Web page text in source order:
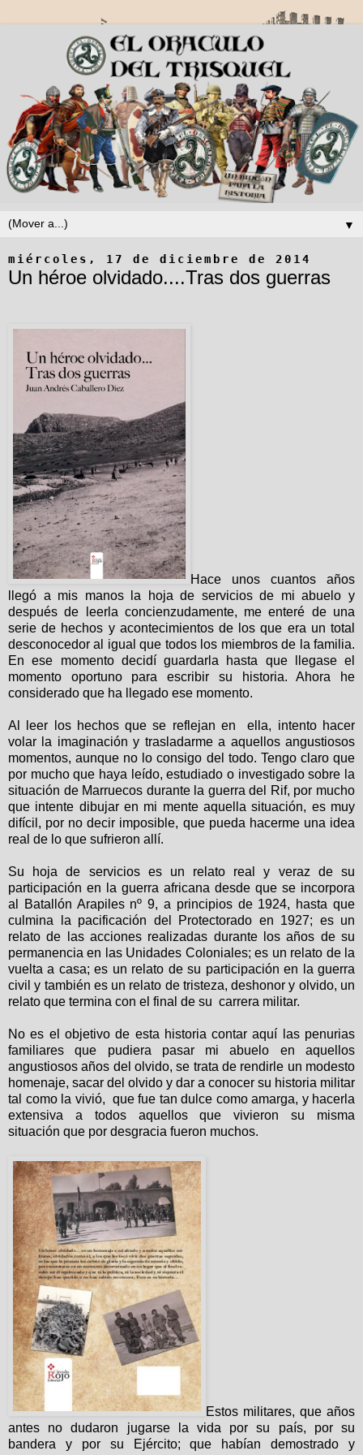
▼
miércoles, 17 de diciembre de 2014
Un héroe olvidado....Tras dos guerras
Hace unos cuantos años
llegó a mis manos la hoja de servicios de mi abuelo y
después de leerla concienzudamente, me enteré de una
serie de hechos y acontecimientos de los que era un total
desconocedor al igual que todos los miembros de la familia.
En ese momento decidí guardarla hasta que llegase el
momento oportuno para escribir su historia. Ahora he
considerado que ha llegado ese momento.
Al leer los hechos que se reflejan enella, intento hacer
volar la imaginación y trasladarme a aquellos angustiosos
momentos, aunque no lo consigo del todo. Tengo claro que
por mucho que haya leído, estudiado o investigado sobre la
situación de Marruecos durante la guerra del Rif, por mucho
que intente dibujar en mi mente aquella situación, es muy
difícil, por no decir imposible, que pueda hacerme una idea
real de lo que sufrieron allí.
Su hoja de servicios es un relato real y veraz de su
participación en la guerra africana desde que se incorpora
al Batallón Arapiles nº 9, a principios de 1924, hasta que
culmina la pacificación del Protectorado en 1927; es un
relato de las acciones realizadas durante los años de su
permanencia en las Unidades Coloniales; es un relato de la
vuelta a casa; es un relato de su participación en la guerra
civil y también es un relato de tristeza, deshonor y olvido, un
relato que termina con el final de su carrera militar.
No es el objetivo de esta historia contar aquí las penurias
familiares que pudiera pasar mi abuelo en aquellos
angustiosos años del olvido, se trata de rendirle un modesto
homenaje, sacar del olvido y dar a conocer su historia militar
tal como la vivió, que fue tan dulce como amarga, y hacerla
extensiva a todos aquellos que vivieron su misma
situación que por desgracia fueron muchos.
Estos militares, que años
antes no dudaron jugarse la vida por su país, por su
bandera y por su Ejército; que habían demostrado y